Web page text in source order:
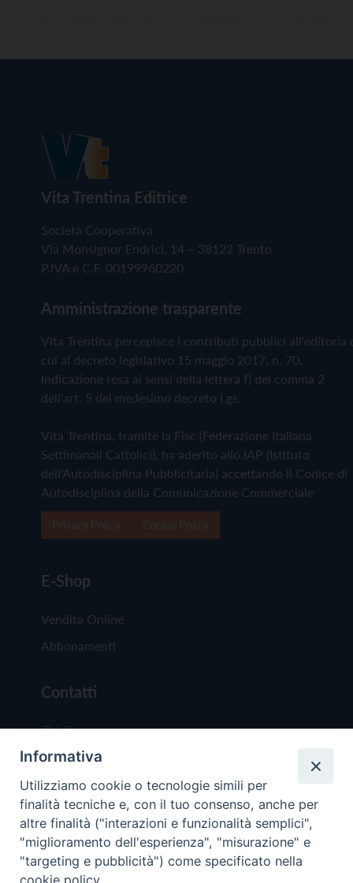
Vita Trentina Editrice
Società Cooperativa
Via Monsignor Endrici, 14 – 38122 Trento
P.IVA e C.F. 00199960220
Amministrazione trasparente
Vita Trentina percepisce i contributi pubblici all'editoria
cui al decreto legislativo 15 maggio 2017, n. 70.
Indicazione resa ai sensi della lettera f) del comma 2
dell'art. 5 del medesimo decreto Lgs.
Vita Trentina, tramite la Fisc (Federazione Italiana
Settimanali Cattolici), ha aderito allo IAP (Istituto
dell'Autodisciplina Pubblicitaria) accettando il Codice di
Autodisciplina della Comunicazione Commerciale
E-Shop
Vendita Online
Abbonamenti
Contatti
Chi Siamo
Redazione
Scrivici
Informativa
Utilizziamo cookie o tecnologie simili per
finalità tecniche e, con il tuo consenso, anche per
altre finalità ("interazioni e funzionalità semplici",
"miglioramento dell'esperienza", "misurazione" e
"targeting e pubblicità") come specificato nella